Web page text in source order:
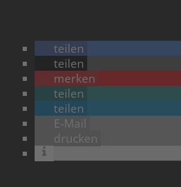
teilen
teilen
merken
teilen
teilen
E-Mail
drucken